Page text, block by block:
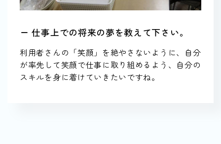
ー 仕事上での将来の夢を教えて下さい。
利用者さんの「笑顔」を絶やさないように、自分
が率先して笑顔で仕事に取り組めるよう、自分の
スキルを身に着けていきたいですね。